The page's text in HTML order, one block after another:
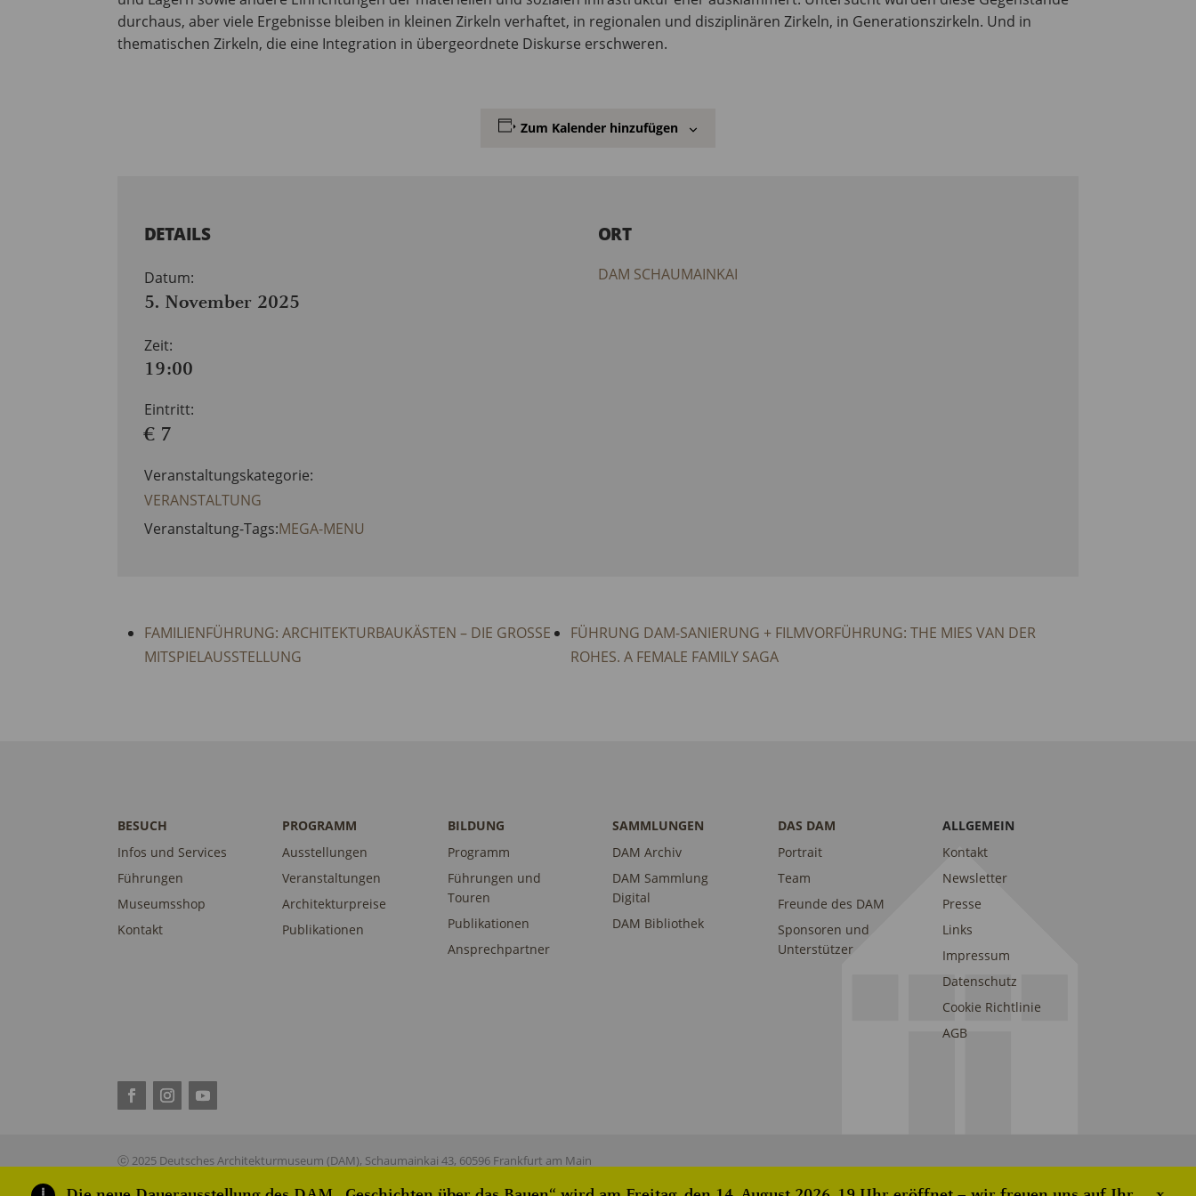
durchaus, aber viele Ergebnisse bleiben in kleinen Zirkeln verhaftet, in regionalen und disziplinären Zirkeln, in Generationszirkeln. Und in
thematischen Zirkeln, die eine Integration in übergeordnete Diskurse erschweren.
Zum Kalender hinzufügen
DETAILS
Datum:
5. November 2025
Zeit:
19:00
Eintritt:
€ 7
Veranstaltungskategorie:
VERANSTALTUNG
Veranstaltung-Tags:MEGA-MENU
ORT
DAM SCHAUMAINKAI
FAMILIENFÜHRUNG: ARCHITEKTURBAUKÄSTEN – DIE GROSSE
MITSPIELAUSSTELLUNG
FÜHRUNG DAM-SANIERUNG + FILMVORFÜHRUNG: THE MIES VAN DER
ROHES. A FEMALE FAMILY SAGA
BESUCH
Infos und Services
Führungen
Museumsshop
Kontakt
PROGRAMM
Ausstellungen
Veranstaltungen
Architekturpreise
Publikationen
BILDUNG
Programm
Führungen und
Touren
Publikationen
Ansprechpartner
SAMMLUNGEN
DAM Archiv
DAM Sammlung
Digital
DAM Bibliothek
DAS DAM
Portrait
Team
Freunde des DAM
Sponsoren und
Unterstützer
ALLGEMEIN
Kontakt
Newsletter
Presse
Links
Impressum
Datenschutz
Cookie Richtlinie
AGB
ⓒ 2025 Deutsches Architekturmuseum (DAM), Schaumainkai 43, 60596 Frankfurt am Main